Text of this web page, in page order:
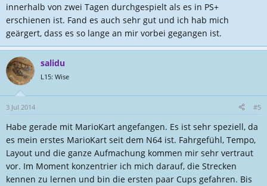
innerhalb von zwei Tagen durchgespielt als es in PS+
erschienen ist. Fand es auch sehr gut und ich hab mich
geärgert, dass es so lange an mir vorbei gegangen ist.
salidu
L15: Wise
3 Jul 2014 #5
Habe gerade mit MarioKart angefangen. Es ist sehr speziell, da
es mein erstes MarioKart seit dem N64 ist. Fahrgefühl, Tempo,
Layout und die ganze Aufmachung kommen mir sehr vertraut
vor. Im Moment konzentrier ich mich darauf, die Strecken
kennen zu lernen und bin die ersten paar Cups gefahren. Bis